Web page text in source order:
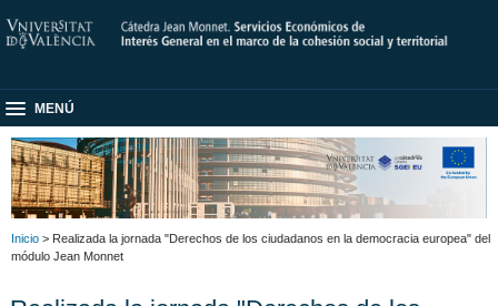
MENÚ
Inicio > Realizada la jornada "Derechos de los ciudadanos en la democracia europea" del
módulo Jean Monnet